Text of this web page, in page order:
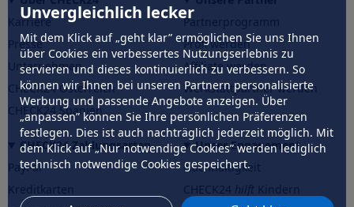
Unvergleichlich lecker
Mit dem Klick auf „geht klar” ermöglichen Sie uns Ihnen
über Cookies ein verbessertes Nutzungserlebnis zu
servieren und dieses kontinuierlich zu verbessern. So
können wir Ihnen bei unseren Partnern personalisierte
Werbung und passende Angebote anzeigen. Über
„anpassen” können Sie Ihre persönlichen Präferenzen
festlegen. Dies ist auch nachträglich jederzeit möglich. Mit
dem Klick auf „Nur notwendige Cookies” werden lediglich
technisch notwendige Cookies gespeichert.
Karriere
Presse
Unternehmen
CHECK24 Österreich
CHECK24 Spanien
Partnerprogramm
Profi werden
Affiliate werden
Werkstattpartner werden
CHECK24 Zahlungsarten
PayPal
Unser Engagement
Nachhaltigkeit